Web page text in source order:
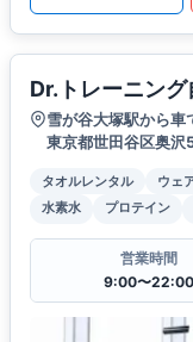
Dr.トレーニン
雪が谷大塚駅から車
東京都世田谷区奥
タオルレンタル ウェ
水素水
プロテイン
営業時間
9:00〜22:00